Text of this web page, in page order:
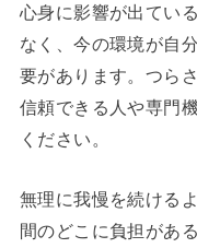
心身に影響が出てい
なく、今の環境が自
要があります。つら
信頼できる人や専門
ください。
無理に我慢を続ける
間のどこに負担があ